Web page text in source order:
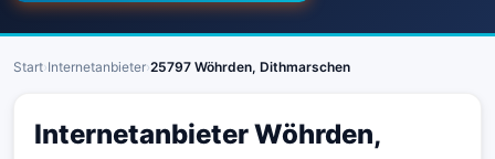
Start›Internetanbieter›25797 Wöhrden, Dithmarschen
Internetanbieter Wöhrden,